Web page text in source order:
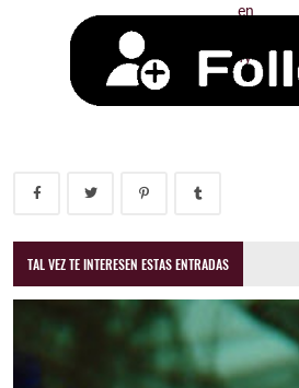
TAL VEZ TE INTERESEN ESTAS ENTRADAS